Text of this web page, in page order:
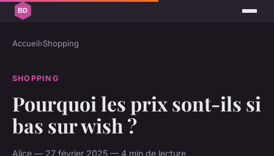
Accueil›Shopping
SHOPPING
Pourquoi les prix sont-ils si
bas sur wish ?
Alice — 27 février 2025 — 4 min de lecture